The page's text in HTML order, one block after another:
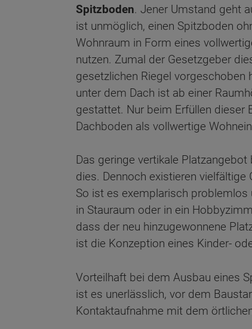
Spitzboden. Jener Umstand geht
ist unmöglich, einen Spitzboden
Wohnraum in Form eines
nutzen. Zumal der Gesetzgeber
gesetzlichen Riegel vorgeschoben
unter dem Dach ist ab einer
gestattet. Nur beim Erfüllen dieser
Dachboden als vollwertige
Das geringe vertikale
dies. Dennoch existieren
So ist es exemplarisch problemlos
in Stauraum oder in ein
dass der neu hinzugewonnene
ist die Konzeption eines Kinder-
Vorteilhaft bei dem Ausbau eines
ist es unerlässlich, vor dem
Kontaktaufnahme mit dem